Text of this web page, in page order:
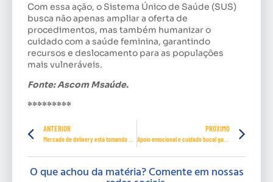
Com essa ação, o Sistema Único de Saúde (SUS)
busca não apenas ampliar a oferta de
procedimentos, mas também humanizar o
cuidado com a saúde feminina, garantindo
recursos e deslocamento para as populações
mais vulneráveis.
Fonte: Ascom Msaúde.
*********
ANTERIOR PRÓXIMO
Apoio emocional e cuidado bucal garantidos pelo SINTIBREF-PE
O que achou da matéria? Comente em nossas